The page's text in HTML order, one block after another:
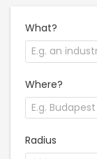
What?
Where?
Radius